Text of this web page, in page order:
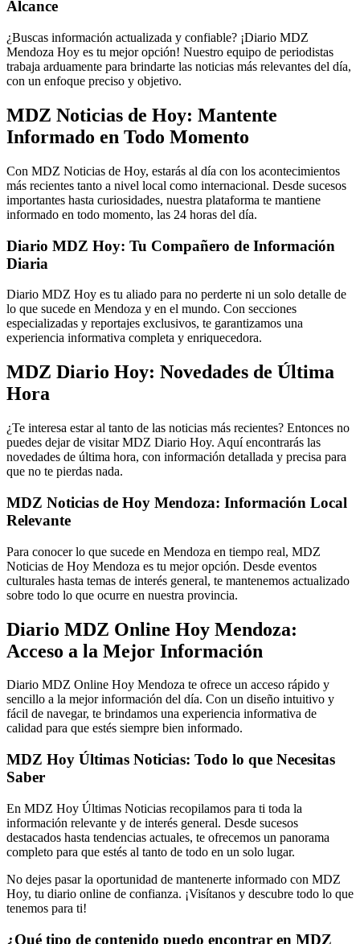
Alcance
¿Buscas información actualizada y confiable? ¡Diario MDZ
Mendoza Hoy es tu mejor opción! Nuestro equipo de periodistas
trabaja arduamente para brindarte las noticias más relevantes del día,
con un enfoque preciso y objetivo.
MDZ Noticias de Hoy: Mantente
Informado en Todo Momento
Con MDZ Noticias de Hoy, estarás al día con los acontecimientos
más recientes tanto a nivel local como internacional. Desde sucesos
importantes hasta curiosidades, nuestra plataforma te mantiene
informado en todo momento, las 24 horas del día.
Diario MDZ Hoy: Tu Compañero de Información
Diaria
Diario MDZ Hoy es tu aliado para no perderte ni un solo detalle de
lo que sucede en Mendoza y en el mundo. Con secciones
especializadas y reportajes exclusivos, te garantizamos una
experiencia informativa completa y enriquecedora.
MDZ Diario Hoy: Novedades de Última
Hora
¿Te interesa estar al tanto de las noticias más recientes? Entonces no
puedes dejar de visitar MDZ Diario Hoy. Aquí encontrarás las
novedades de última hora, con información detallada y precisa para
que no te pierdas nada.
MDZ Noticias de Hoy Mendoza: Información Local
Relevante
Para conocer lo que sucede en Mendoza en tiempo real, MDZ
Noticias de Hoy Mendoza es tu mejor opción. Desde eventos
culturales hasta temas de interés general, te mantenemos actualizado
sobre todo lo que ocurre en nuestra provincia.
Diario MDZ Online Hoy Mendoza:
Acceso a la Mejor Información
Diario MDZ Online Hoy Mendoza te ofrece un acceso rápido y
sencillo a la mejor información del día. Con un diseño intuitivo y
fácil de navegar, te brindamos una experiencia informativa de
calidad para que estés siempre bien informado.
MDZ Hoy Últimas Noticias: Todo lo que Necesitas
Saber
En MDZ Hoy Últimas Noticias recopilamos para ti toda la
información relevante y de interés general. Desde sucesos
destacados hasta tendencias actuales, te ofrecemos un panorama
completo para que estés al tanto de todo en un solo lugar.
No dejes pasar la oportunidad de mantenerte informado con MDZ
Hoy, tu diario online de confianza. ¡Visítanos y descubre todo lo que
tenemos para ti!
¿Qué tipo de contenido puedo encontrar en MDZ